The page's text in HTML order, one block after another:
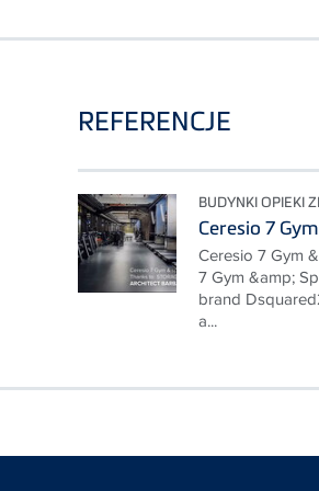
REFERENCJE
BUDYNKI OPIEKI
Ceresio 7
Ceresio 7 Gym
7 Gym &amp;
brand
a...